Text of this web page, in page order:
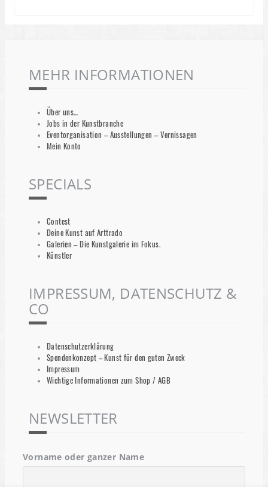
MEHR INFORMATIONEN
Über uns…
Jobs in der Kunstbranche
Eventorganisation – Ausstellungen – Vernissagen
Mein Konto
SPECIALS
Contest
Deine Kunst auf Arttrado
Galerien – Die Kunstgalerie im Fokus.
Künstler
IMPRESSUM, DATENSCHUTZ &
CO
Datenschutzerklärung
Spendenkonzept – Kunst für den guten Zweck
Impressum
Wichtige Informationen zum Shop / AGB
NEWSLETTER
Vorname oder ganzer Name